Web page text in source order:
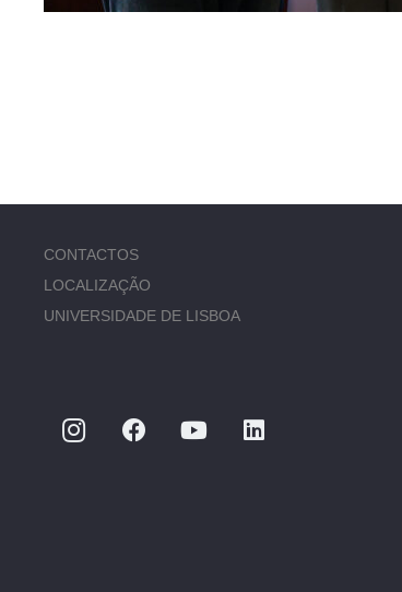
CONTACTOS
LOCALIZAÇÃO
UNIVERSIDADE DE LISBOA